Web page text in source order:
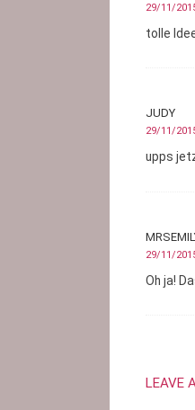
29/11/
tolle
JUDY
29/11/
upps
29/11/
Oh ja!
LEAVE